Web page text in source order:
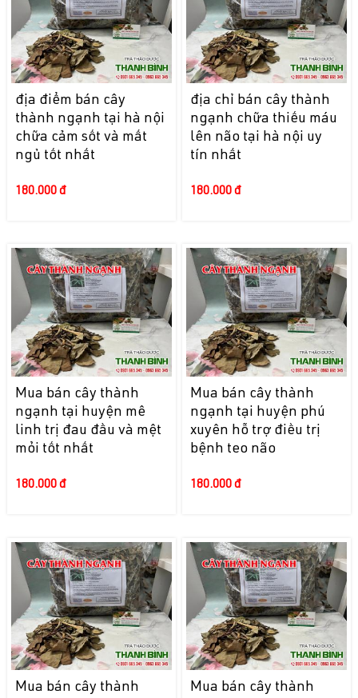
địa điểm bán cây
thành ngạnh tại hà nội
chữa cảm sốt và mất
ngủ tốt nhất
180.000 đ
địa chỉ bán cây thành
ngạnh chữa thiếu máu
lên não tại hà nội uy
tín nhất
180.000 đ
Mua bán cây thành
ngạnh tại huyện mê
linh trị đau đầu và mệt
mỏi tốt nhất
180.000 đ
Mua bán cây thành
ngạnh tại huyện phú
xuyên hỗ trợ điều trị
bệnh teo não
180.000 đ
Mua bán cây thành
Mua bán cây thành